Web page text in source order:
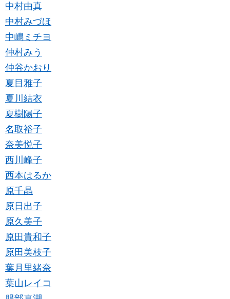
中村由真
中村みづほ
中嶋ミチヨ
仲村みう
仲谷かおり
夏目雅子
夏川結衣
夏樹陽子
名取裕子
奈美悦子
西川峰子
西本はるか
原千晶
原日出子
原久美子
原田貴和子
原田美枝子
葉月里緒奈
葉山レイコ